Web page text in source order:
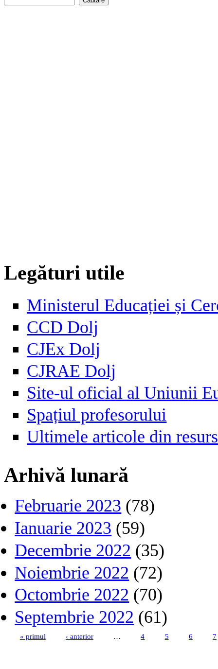
Legături utile
Ministerul Educației și
CCD Dolj
CJEx Dolj
CJRAE Dolj
Site-ul oficial al Uniunii
Spațiul profesorului
Ultimele articole din
Arhivă lunară
Februarie 2023 (78)
Ianuarie 2023 (59)
Decembrie 2022 (35)
Noiembrie 2022 (72)
Octombrie 2022 (70)
Septembrie 2022 (61)
« primul ‹ anterior … 4 5 6 7